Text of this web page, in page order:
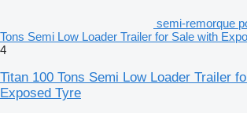
semi-remorque
Tons Semi Low Loader Trailer for Sale with
4
Titan 100 Tons Semi Low Loader Trailer
Exposed Tyre